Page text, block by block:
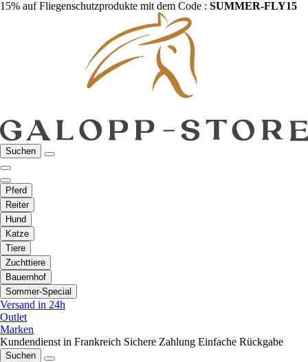
15% auf Fliegenschutzprodukte mit dem Code : SUMMER-FLY15
Suchen
Pferd
Reiter
Hund
Katze
Tiere
Zuchttiere
Bauernhof
Sommer-Special
Versand in 24h
Outlet
Marken
Kundendienst in Frankreich Sichere Zahlung Einfache Rückgabe
Suchen